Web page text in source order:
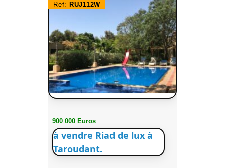
Ref: RUJ112W
900 000 Euros
à vendre Riad de lux à
Taroudant.